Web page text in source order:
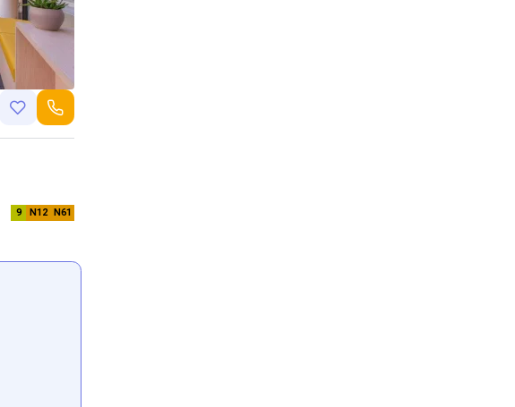
9 N12 N61